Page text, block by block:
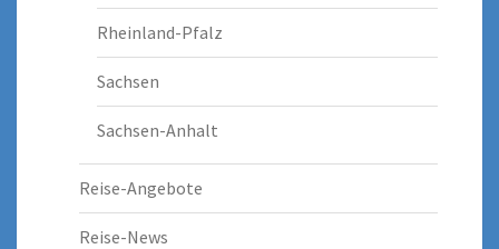
Rheinland-Pfalz
Sachsen
Sachsen-Anhalt
Reise-Angebote
Reise-News